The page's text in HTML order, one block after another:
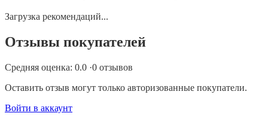
Загрузка рекомендаций...
Отзывы покупателей
Средняя оценка: 0.0 ·0 отзывов
Оставить отзыв могут только авторизованные покупатели.
Войти в аккаунт